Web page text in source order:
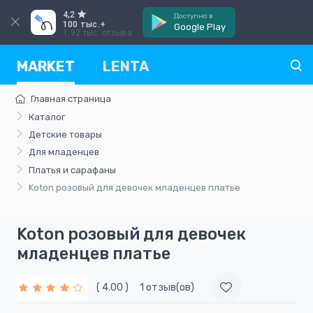
4,2
100 тыс.+
1,92 тыс. отзыва
Доступно в
Google Play
MARKET LENTA
Главная страница
Каталог
Детские товары
Для младенцев
Платья и сарафаны
Koton розовый для девочек младенцев платье
Koton розовый для девочек
младенцев платье
( 4.00 ) 1 отзыв(ов)